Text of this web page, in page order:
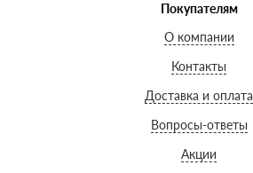
Покупателям
О компании
Контакты
Доставка и оплата
Вопросы-ответы
Акции